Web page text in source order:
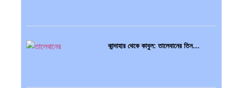
কান্দাহার থেকে কাবুল: তালেবানের তিন…